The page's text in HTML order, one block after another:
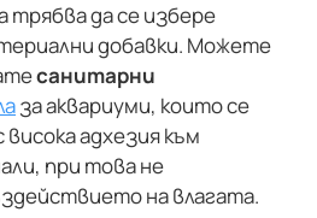
трябва да се избере
добавки. Можете
санитарни
за аквариуми, които се
адхезия към
при това не
на влагата.